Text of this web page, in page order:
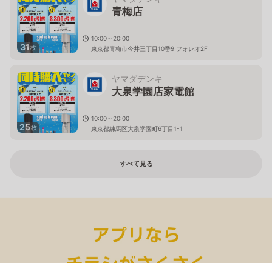
31枚
青梅店
10:00～20:00
東京都青梅市今井三丁目10番9 フォレオ2F
25枚
ヤマダデンキ
大泉学園店家電館
10:00～20:00
東京都練馬区大泉学園町6丁目1-1
すべて見る